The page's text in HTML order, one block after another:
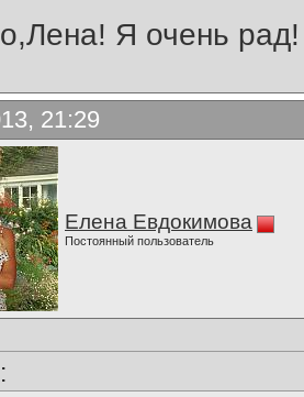
Я очень рад!
21:29
Елена Евдокимова
Постоянный пользователь